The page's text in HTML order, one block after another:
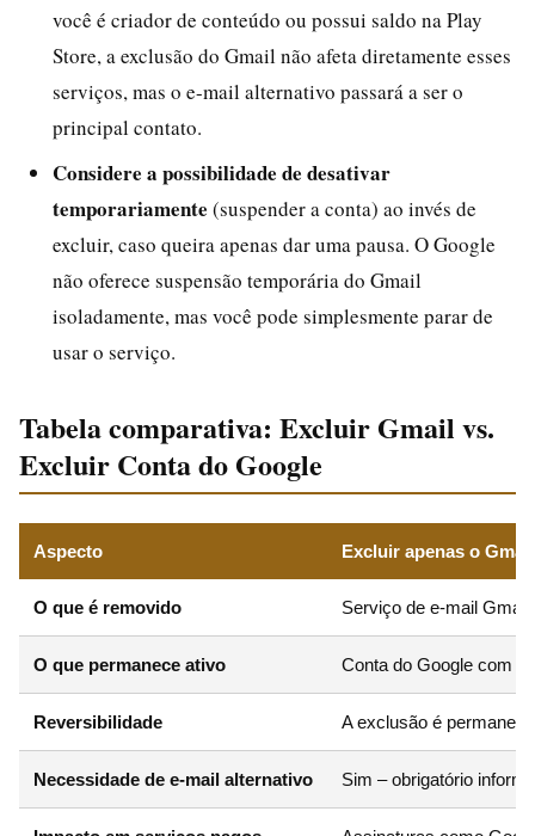
você é criador de conteúdo ou possui saldo na Play
Store, a exclusão do Gmail não afeta diretamente esses
serviços, mas o e-mail alternativo passará a ser o
principal contato.
Considere a possibilidade de desativar
temporariamente (suspender a conta) ao invés de
excluir, caso queira apenas dar uma pausa. O Google
não oferece suspensão temporária do Gmail
isoladamente, mas você pode simplesmente parar de
usar o serviço.
Tabela comparativa: Excluir Gmail vs.
Excluir Conta do Google
Aspecto Excluir apenas o Gmail
O que é removido Serviço de e-mail
O que permanece ativo Conta do Google com
Reversibilidade A exclusão é
Necessidade de e-mail alternativo Sim – obrigatório